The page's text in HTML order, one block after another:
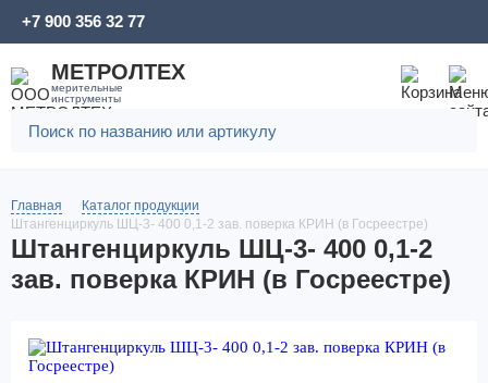
МЕТРОЛТЕХ
мерительные
инструменты
+7 900 356 32 77
Главная
Каталог продукции
Штангенциркуль ШЦ-3- 400 0,1-2 зав. поверка КРИН (в Госреестре)
Штангенциркуль ШЦ-3- 400 0,1-2
зав. поверка КРИН (в Госреестре)